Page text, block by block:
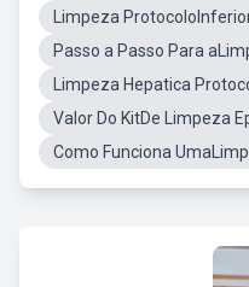
Limpeza
Passo a Passo Para
Limpeza Hepatica
Valor Do KitDe Limpeza
Como Funciona